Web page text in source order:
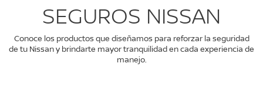
SEGUROS NISSAN
Conoce los productos que diseñamos para reforzar la seguridad
de tu Nissan y brindarte mayor tranquilidad en cada experiencia de
manejo.